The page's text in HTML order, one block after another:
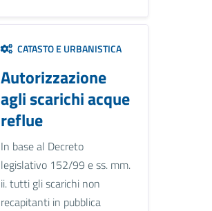
CATASTO E URBANISTICA
Autorizzazione
agli scarichi acque
reflue
In base al Decreto
legislativo 152/99 e ss. mm.
ii. tutti gli scarichi non
recapitanti in pubblica